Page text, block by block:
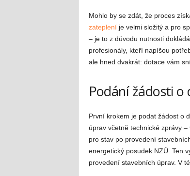
Mohlo by se zdát, že proces
zatepleníje velmi složitý a pro
– je to z důvodu nutnosti
profesionály, kteří napíšou
ale hned dvakrát: dotace vám
Podání žádosti o
První krokem je podat žádost o
úprav včetně technické zprávy
pro stav po provedení
energetický posudek NZÚ. Ten
provedení stavebních úprav. V